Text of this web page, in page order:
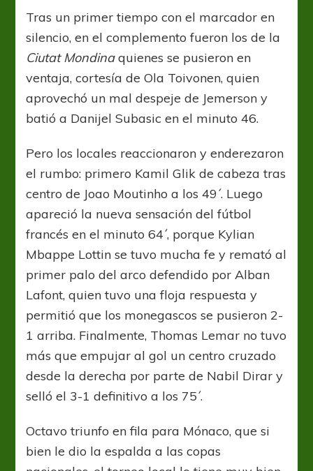
Tras un primer tiempo con el marcador en
silencio, en el complemento fueron los de la
Ciutat Mondinaquienes se pusieron en
ventaja, cortesía de Ola Toivonen, quien
aprovechó un mal despeje de Jemerson y
batió a Danijel Subasic en el minuto 46.
Pero los locales reaccionaron y enderezaron
el rumbo: primero Kamil Glik de cabeza tras
centro de Joao Moutinho a los 49´. Luego
apareció la nueva sensación del fútbol
francés en el minuto 64´, porque Kylian
Mbappe Lottin se tuvo mucha fe y remató al
primer palo del arco defendido por Alban
Lafont, quien tuvo una floja respuesta y
permitió que los monegascos se pusieron 2-
1 arriba. Finalmente, Thomas Lemar no tuvo
más que empujar al gol un centro cruzado
desde la derecha por parte de Nabil Dirar y
selló el 3-1 definitivo a los 75´.
Octavo triunfo en fila para Mónaco, que si
bien le dio la espalda a las copas